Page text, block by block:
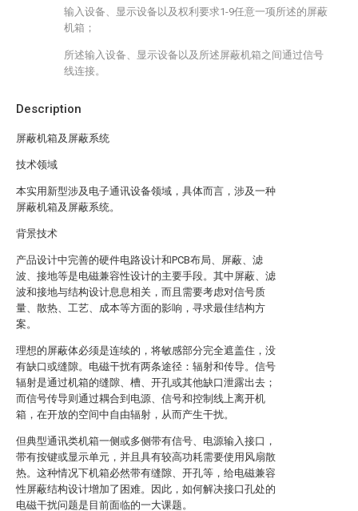
Description
屏蔽机箱及屏蔽系统
技术领域
本实用新型涉及电子通讯设备领域，具体而言，涉及一种
屏蔽机箱及屏蔽系统。
背景技术
产品设计中完善的硬件电路设计和PCB布局、屏蔽、滤
波、接地等是电磁兼容性设计的主要手段。其中屏蔽、滤
波和接地与结构设计息息相关，而且需要考虑对信号质
量、散热、工艺、成本等方面的影响，寻求最佳结构方
案。
理想的屏蔽体必须是连续的，将敏感部分完全遮盖住，没
有缺口或缝隙。电磁干扰有两条途径：辐射和传导。信号
辐射是通过机箱的缝隙、槽、开孔或其他缺口泄露出去；
而信号传导则通过耦合到电源、信号和控制线上离开机
箱，在开放的空间中自由辐射，从而产生干扰。
但典型通讯类机箱一侧或多侧带有信号、电源输入接口，
带有按键或显示单元，并且具有较高功耗需要使用风扇散
热。这种情况下机箱必然带有缝隙、开孔等，给电磁兼容
性屏蔽结构设计增加了困难。因此，如何解决接口孔处的
电磁干扰问题是目前面临的一大课题。
输入设备、显示设备以及权利要求1-9任意一项所述的屏蔽
机箱；
所述输入设备、显示设备以及所述屏蔽机箱之间通过信号
线连接。